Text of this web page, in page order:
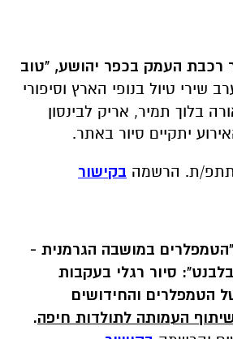
15.5, אתר רכבת העמק בכפר יהושע, "טוב
שירי טיול בנופי הארץ וסיפורי
בלוך תמיר, אריק לבינסון
יתקיים סיור באתר.
בקישור
חיפה, "הטמפלרים במושבה הגרמנית -
סיור רגלי בעקבות
הטמפלרים והחידושים
העמותה לתולדות חיפה.